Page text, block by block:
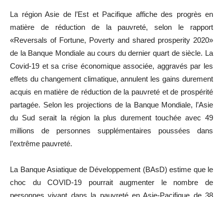
La région Asie de l’Est et Pacifique affiche des progrès en
matière de réduction de la pauvreté, selon le rapport
«Reversals of Fortune, Poverty and shared prosperity 2020»
de la Banque Mondiale au cours du dernier quart de siècle. La
Covid-19 et sa crise économique associée, aggravés par les
effets du changement climatique, annulent les gains durement
acquis en matière de réduction de la pauvreté et de prospérité
partagée. Selon les projections de la Banque Mondiale, l’Asie
du Sud serait la région la plus durement touchée avec 49
millions de personnes supplémentaires poussées dans
l’extrême pauvreté.
La Banque Asiatique de Développement (BAsD) estime que le
choc du COVID-19 pourrait augmenter le nombre de
personnes vivant dans la pauvreté en Asie-Pacifique de 38